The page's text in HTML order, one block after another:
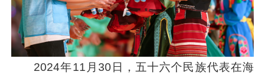
2024年11月30日，五十六个民族代表在海